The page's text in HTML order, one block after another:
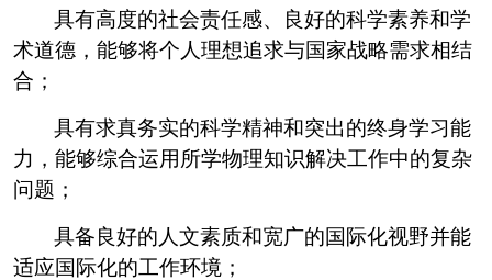
具有高度的社会责任感、良好的科学素养和学
术道德，能够将个人理想追求与国家战略需求相结
合；
具有求真务实的科学精神和突出的终身学习能
力，能够综合运用所学物理知识解决工作中的复杂
问题；
具备良好的人文素质和宽广的国际化视野并能
适应国际化的工作环境；